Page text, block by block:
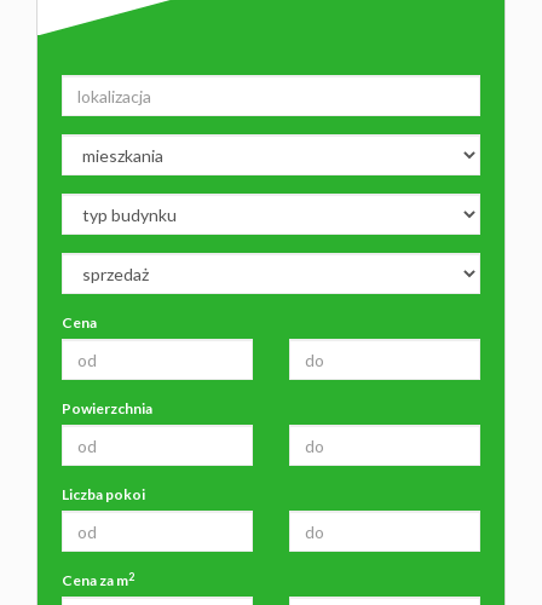
Cena
Powierzchnia
Liczba pokoi
Cena za m2